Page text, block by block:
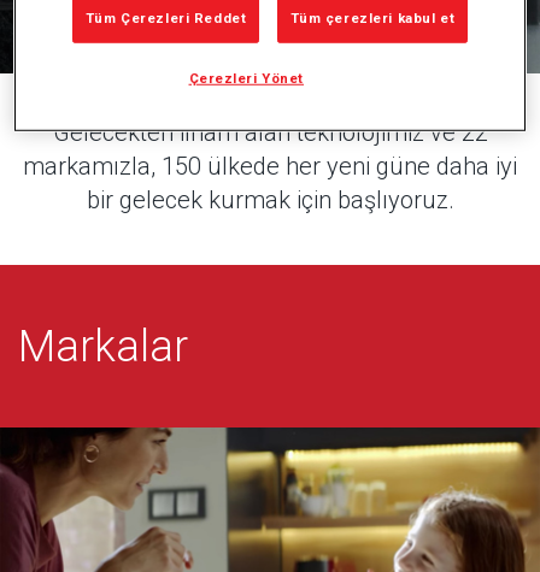
Gelecekten ilham alan teknolojimiz ve 22
markamızla, 150 ülkede her yeni güne daha iyi
bir gelecek kurmak için başlıyoruz.
Markalar
Tüm Çerezleri Reddet Tüm çerezleri kabul et
Çerezleri Yönet